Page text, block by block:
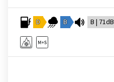
D B B | 71dB